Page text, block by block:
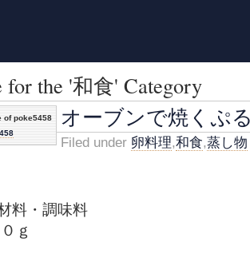
for the '和食' Category
オーブンで焼くぷ
Filed under 卵料理,和食,蒸し物
料・調味料
ｇ